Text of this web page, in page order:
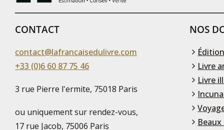
CONTACT
contact@lafrancaisedulivre.com
+33 (0)6 60 87 75 46
3 rue Pierre l'ermite, 75018 Paris
ou uniquement sur rendez-vous,
17 rue Jacob, 75006 Paris
NOS
Livre
Livre